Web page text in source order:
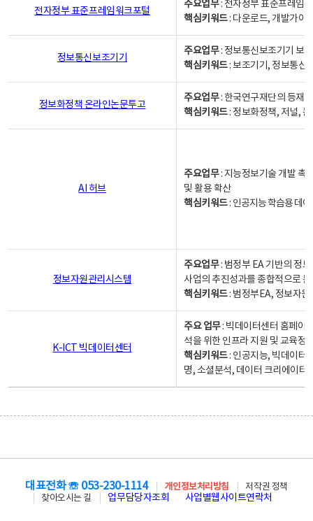
전자정부 표준프레임워크포털
주요업무: 전자정부 표준프레임
핵심키워드: 다운로드, 개발가이
정보통신보조기기
주요업무: 정보통신보조기기 보
핵심키워드: 보조기기, 정보통신
정보화정책 온라인논문투고
주요업무: 한국연구재단의 등재
핵심키워드: 정보화정책, 저널,
AI 허브
주요업무: 지능정보기술 개발 촉
및 활용 확산
핵심키워드: 인공지능 학습용 데
정보자원관리시스템
주요업무: 범정부 EA 기반의 정
사업의 추진성과를 종합적으로
핵심키워드: 범정부EA, 정보자
K-ICT 빅데이터센터
주요 업무: 빅데이터센터 홈페이
석을 위한 인프라 지원 및 교육정
핵심키워드: 인공지능, 빅데이터,
명, 소셜분석, 데이터 크리에이터
대표전화 ☏ 053-230-1114 개인정보처리방침
저작권 정책
찾아오시는 길
업무담당자조회 사업별웹사이트연락처